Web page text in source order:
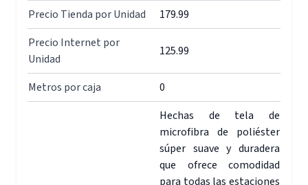
Precio Tienda por Unidad
179.99
Precio Internet por
Unidad
125.99
Metros por caja 0
Hechas de tela de
microfibra de poliéster
súper suave y duradera
que ofrece comodidad
para todas las estaciones